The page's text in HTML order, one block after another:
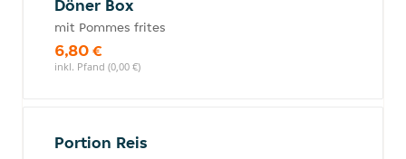
Döner Box
mit Pommes frites
6,80 €
inkl. Pfand (0,00 €)
Portion Reis